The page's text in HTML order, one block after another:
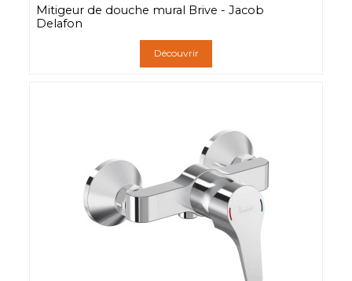
Mitigeur de douche mural Brive - Jacob
Delafon
Découvrir